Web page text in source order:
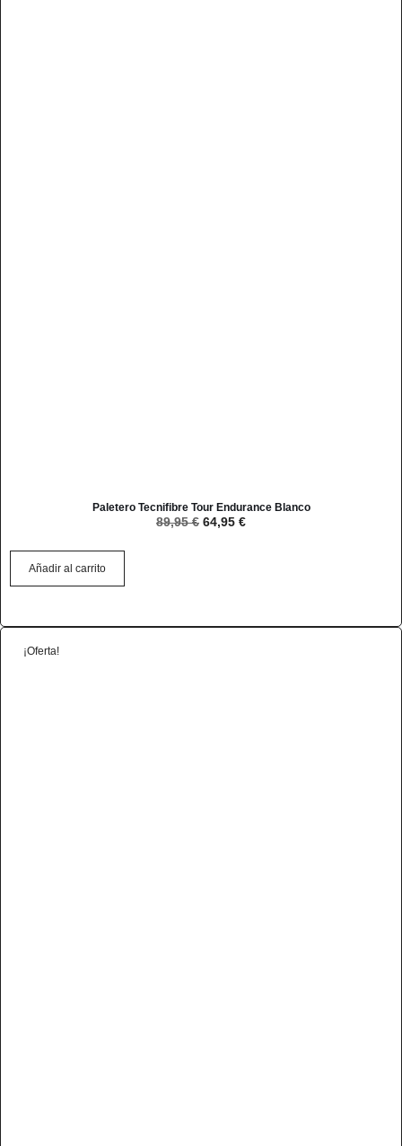
Paletero Tecnifibre Tour Endurance Blanco
89,95€ 64,95 €
Añadir al carrito
¡Oferta!